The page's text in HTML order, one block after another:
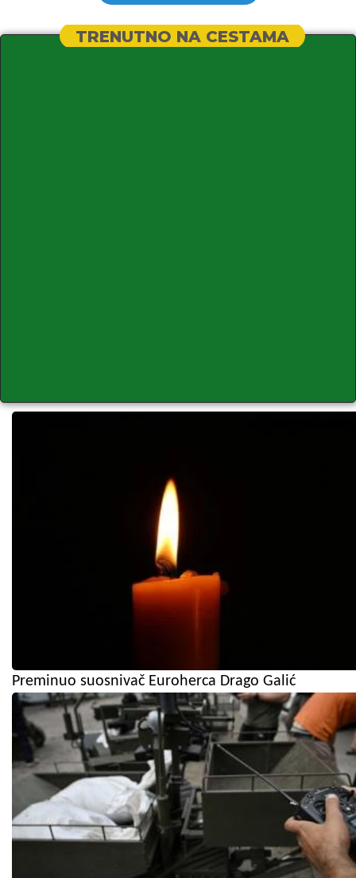
TRENUTNO NA CESTAMA
Preminuo suosnivač Euroherca Drago Galić